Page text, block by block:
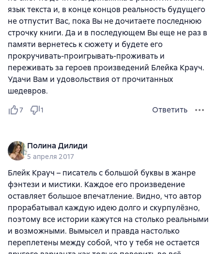
язык текста и, в конце концов реальность будущего
не отпустит Вас, пока Вы не дочитаете последнюю
строчку книги. Да и в последующем Вы еще не раз в
памяти вернетесь к сюжету и будете его
прокручивать-проигрывать-проживать и
переживать за героев произведений Блейка Крауч.
Удачи Вам и удовольствия от прочитанных
шедевров.
7 1 Ответить
Полина Дилиди
5 апреля 2017
Блейк Крауч – писатель с большой буквы в жанре
фэнтези и мистики. Каждое его произведение
оставляет большое впечатление. Видно, что автор
прорабатывал каждую идею долго и скурпулёзно,
поэтому все истории кажутся на столько реальными
и возможными. Вымысел и правда настолько
переплетены между собой, что у тебя не остается